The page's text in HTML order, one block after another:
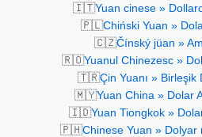
🇮🇹Yuan cinese »
🇵🇱Chiński Yuan »
🇨🇿Čínský jüan »
🇷🇴Yuanul Chinezesc »
🇹🇷Çin Yuanı » Birleşik
🇲🇾Yuan China » Dolar
🇮🇩Yuan Tiongkok »
🇵🇭Chinese Yuan » Dolyar